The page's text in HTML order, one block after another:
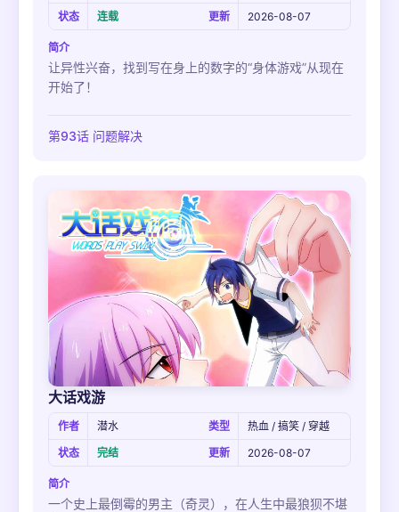
状态
连载 更新 2026-08-07
简介
让异性兴奋，找到写在身上的数字的“身体游戏”从现在
开始了！
第93话 问题解决
大话戏游
作者 潜水 类型
热血 / 搞笑 / 穿越
状态
完结 更新 2026-08-07
简介
一个史上最倒霉的男主（奇灵），在人生中最狼狈不堪